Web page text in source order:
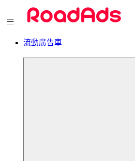
流動廣告車